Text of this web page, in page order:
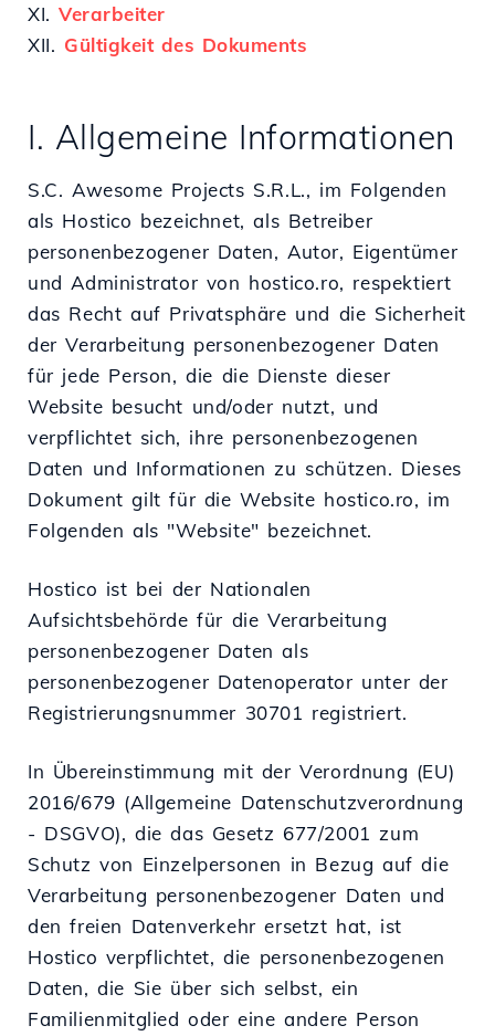
XI.Verarbeiter
XII. Gültigkeit des Dokuments
I. Allgemeine Informationen
S.C. Awesome Projects S.R.L., im Folgenden
als Hostico bezeichnet, als Betreiber
personenbezogener Daten, Autor, Eigentümer
und Administrator von hostico.ro, respektiert
das Recht auf Privatsphäre und die Sicherheit
der Verarbeitung personenbezogener Daten
für jede Person, die die Dienste dieser
Website besucht und/oder nutzt, und
verpflichtet sich, ihre personenbezogenen
Daten und Informationen zu schützen. Dieses
Dokument gilt für die Website hostico.ro, im
Folgenden als "Website" bezeichnet.
Hostico ist bei der Nationalen
Aufsichtsbehörde für die Verarbeitung
personenbezogener Daten als
personenbezogener Datenoperator unter der
Registrierungsnummer 30701 registriert.
In Übereinstimmung mit der Verordnung (EU)
2016/679 (Allgemeine Datenschutzverordnung
- DSGVO), die das Gesetz 677/2001 zum
Schutz von Einzelpersonen in Bezug auf die
Verarbeitung personenbezogener Daten und
den freien Datenverkehr ersetzt hat, ist
Hostico verpflichtet, die personenbezogenen
Daten, die Sie über sich selbst, ein
Familienmitglied oder eine andere Person